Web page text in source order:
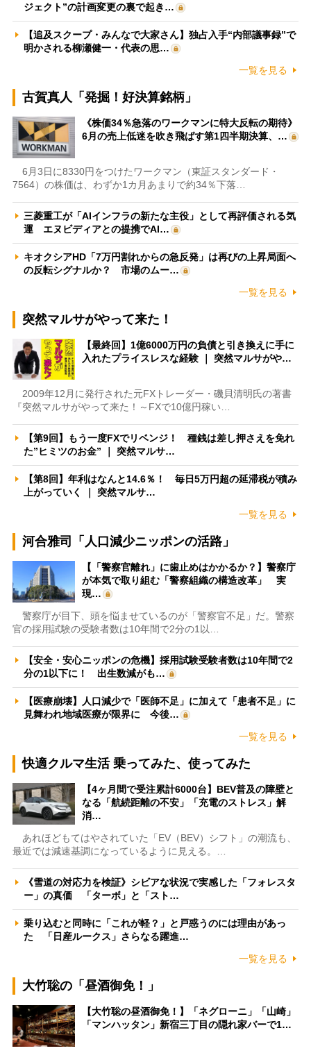
ジェクト”の計画変更の裏で起き…
【追及スクープ・みんなで大家さん】独占入手“内部議事録”で
明かされる柳瀬健一・代表の思…
一覧を見る
古賀真人「発掘！好決算銘柄」
《株価34％急落のワークマンに特大反転の期待》
6月の売上低迷を吹き飛ばす第1四半期決算、…
6月3日に8330円をつけたワークマン（東証スタンダード・
7564）の株価は、わずか1カ月あまりで約34％下落…
三菱重工が「AIインフラの新たな主役」として再評価される気
運 エヌビディアとの提携でAI…
キオクシアHD「7万円割れからの急反発」は再びの上昇局面へ
の反転シグナルか？ 市場のムー…
一覧を見る
突然マルサがやって来た！
【最終回】1億6000万円の負債と引き換えに手に
入れたプライスレスな経験 ｜ 突然マルサがや…
2009年12月に発行された元FXトレーダー・磯貝清明氏の著書
『突然マルサがやって来た！～FXで10億円稼い…
【第9回】もう一度FXでリベンジ！ 種銭は差し押さえを免れ
た”ヒミツのお金” ｜ 突然マルサ…
【第8回】年利はなんと14.6％！ 毎日5万円超の延滞税が積み
上がっていく ｜ 突然マルサ…
一覧を見る
河合雅司「人口減少ニッポンの活路」
【「警察官離れ」に歯止めはかかるか？】警察庁
が本気で取り組む「警察組織の構造改革」 実
現…
警察庁が目下、頭を悩ませているのが「警察官不足」だ。警察
官の採用試験の受験者数は10年間で2分の1以…
【安全・安心ニッポンの危機】採用試験受験者数は10年間で2
分の1以下に！ 出生数減がも…
【医療崩壊】人口減少で「医師不足」に加えて「患者不足」に
見舞われ地域医療が限界に 今後…
一覧を見る
快適クルマ生活 乗ってみた、使ってみた
【4ヶ月間で受注累計6000台】BEV普及の障壁と
なる「航続距離の不安」「充電のストレス」解
消…
あれほどもてはやされていた「EV（BEV）シフト」の潮流も、
最近では減速基調になっているように見える。…
《雪道の対応力を検証》シビアな状況で実感した「フォレスタ
ー」の真価 「ターボ」と「スト…
乗り込むと同時に「これが軽？」と戸惑うのには理由があっ
た 「日産ルークス」さらなる躍進…
一覧を見る
大竹聡の「昼酒御免！」
【大竹聡の昼酒御免！】「ネグローニ」「山崎」
「マンハッタン」新宿三丁目の隠れ家バーで1…